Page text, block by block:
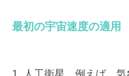
最初の宇宙速度の適用